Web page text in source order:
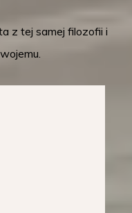
z tej samej filozofii i